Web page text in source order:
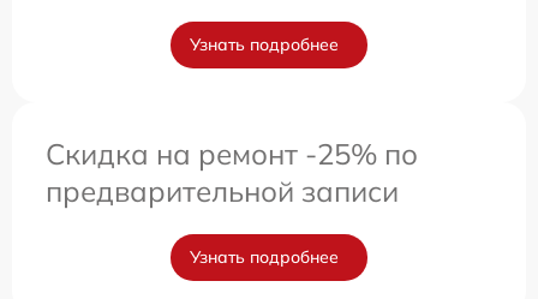
Узнать подробнее
Скидка на ремонт -25% по
предварительной записи
Узнать подробнее